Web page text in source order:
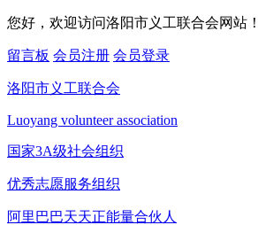
您好，欢迎访问洛阳市义工联合会网站！
留言板 会员注册 会员登录
洛阳市义工联合会
Luoyang volunteer association
国家3A级社会组织
优秀志愿服务组织
阿里巴巴天天正能量合伙人